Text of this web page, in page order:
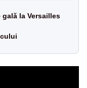
la Versailles